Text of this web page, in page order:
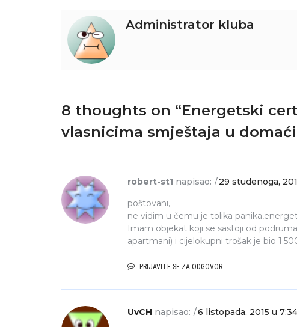
Administrator kluba
8 thoughts on “Energetski
vlasnicima smještaja u
robert-st1 napisao:
29 studenoga,
poštovani,
ne vidim u čemu je tolika
Imam objekat koji se sastoji od
apartmani) i cijelokupni trošak je bio
PRIJAVITE SE ZA ODGOVOR
UvCH napisao:
6 listopada, 2015 u